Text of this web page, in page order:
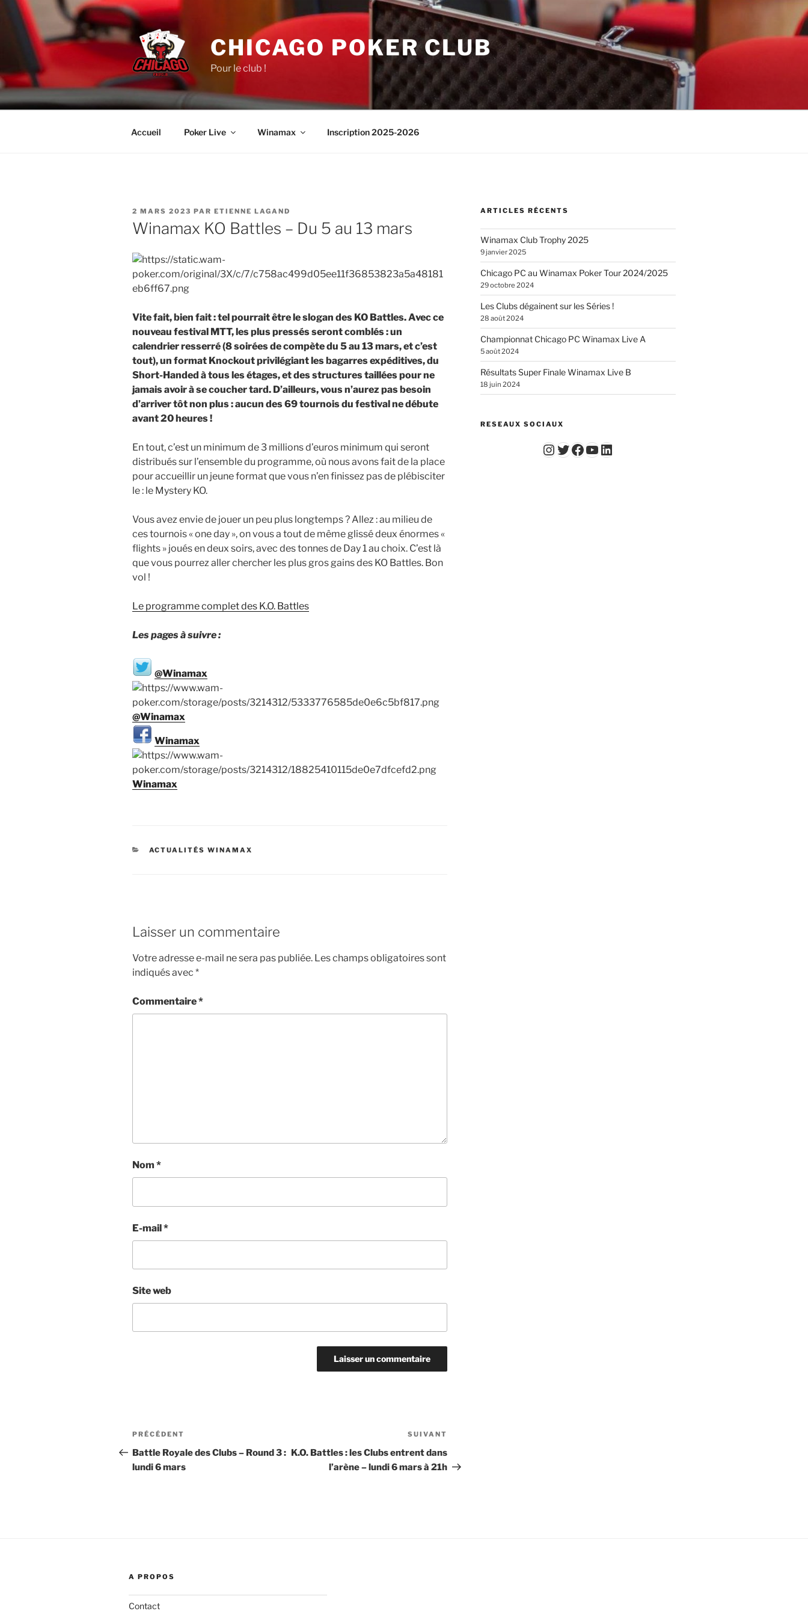
Aller
contenu
principal
CHICAGO POKER CLUB
Pour le club !
Accueil Poker Live Winamax Inscription 2025-2026
PUBLIÉ
LE
2 MARS 2023 PAR ETIENNE LAGAND
Winamax KO Battles – Du 5 au 13 mars
Vite fait, bien fait : tel pourrait être le slogan des KO Battles. Avec ce
nouveau festival MTT, les plus pressés seront comblés : un
calendrier resserré (8 soirées de compète du 5 au 13 mars, et c’est
tout), un format Knockout privilégiant les bagarres expéditives, du
Short-Handed à tous les étages, et des structures taillées pour ne
jamais avoir à se coucher tard. D’ailleurs, vous n’aurez pas besoin
d’arriver tôt non plus : aucun des 69 tournois du festival ne débute
avant 20 heures !
En tout, c’est un minimum de 3 millions d’euros minimum qui seront
distribués sur l’ensemble du programme, où nous avons fait de la place
pour accueillir un jeune format que vous n’en finissez pas de plébisciter
le : le Mystery KO.
Vous avez envie de jouer un peu plus longtemps ? Allez : au milieu de
ces tournois « one day », on vous a tout de même glissé deux énormes «
flights » joués en deux soirs, avec des tonnes de Day 1 au choix. C’est là
que vous pourrez aller chercher les plus gros gains des KO Battles. Bon
vol !
Le programme complet des K.O. Battles
Les pages à suivre :
@Winamax
@Winamax
Winamax
Winamax
CATÉGORIES
ACTUALITÉS WINAMAX
Laisser un commentaire
Votre adresse e-mail ne sera pas publiée. Les champs obligatoires sont
indiqués avec *
Commentaire*
Nom *
E-mail*
Site web
Navigation
de
l’article
Article
précédent
PRÉCÉDENT
Battle Royale des Clubs – Round 3 :
lundi 6 mars
suivant
SUIVANT
K.O. Battles : les Clubs entrent dans
l’arène – lundi 6 mars à 21h
ARTICLES RÉCENTS
Winamax Club Trophy 2025
9 janvier 2025
Chicago PC au Winamax Poker Tour 2024/2025
29 octobre 2024
Les Clubs dégainent sur les Séries !
28 août 2024
Championnat Chicago PC Winamax Live A
5 août 2024
Résultats Super Finale Winamax Live B
18 juin 2024
RESEAUX SOCIAUX
Instagram
Twitter
Facebook
YouTube - Vidéos du Chicago Poker ClubLinkedIn
A PROPOS
Contact